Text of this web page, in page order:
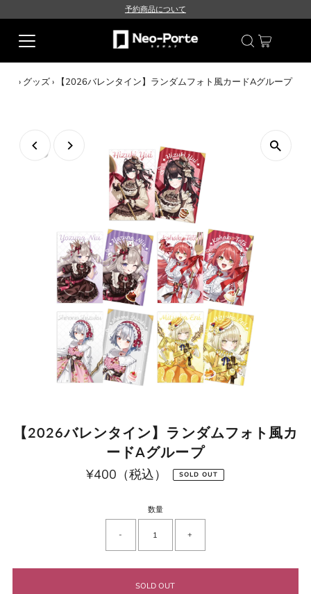
予約商品について
› グッズ› 【2026バレンタイン】ランダムフォト風カードAグループ
【2026バレンタイン】ランダムフォト風カ
ードAグループ
通
¥400（税込） SOLD OUT
数量
- +